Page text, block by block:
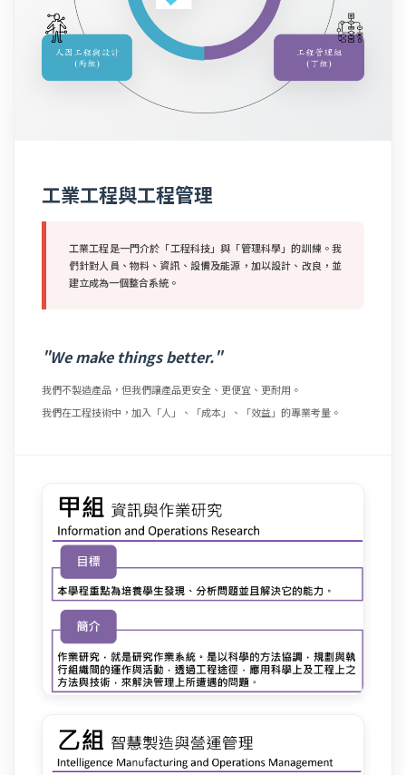
工業工程與工程管理
工業工程是一門介於「工程科技」與「管理科學」的訓練。我
們針對人員、物料、資訊、設備及能源，加以設計、改良，並
建立成為一個整合系統。
"We make things better."
我們不製造產品，但我們讓產品更安全、更便宜、更耐用。
我們在工程技術中，加入「人」、「成本」、「效益」的專業考量。